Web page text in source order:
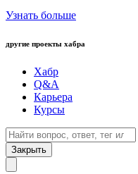
Узнать больше
другие проекты хабра
Хабр
Q&A
Карьера
Курсы
Закрыть